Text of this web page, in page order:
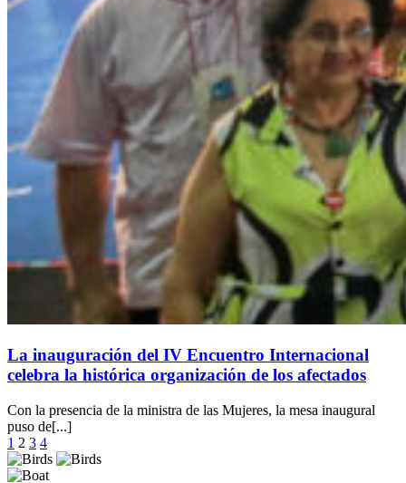
La inauguración del IV Encuentro Internacional
celebra la histórica organización de los afectados
Con la presencia de la ministra de las Mujeres, la mesa inaugural
puso de[...]
Paginación
de
1 2 3 4